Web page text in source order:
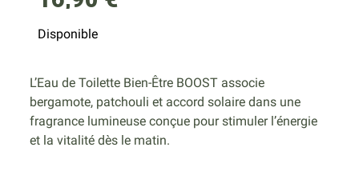
Disponible
L’Eau de Toilette Bien-Être BOOST associe
bergamote, patchouli et accord solaire dans une
fragrance lumineuse conçue pour stimuler l’énergie
et la vitalité dès le matin.